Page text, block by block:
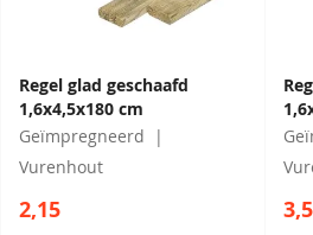
Regel glad geschaafd
1,6x4,5x180 cm
Geïmpregneerd
Vurenhout
2,15